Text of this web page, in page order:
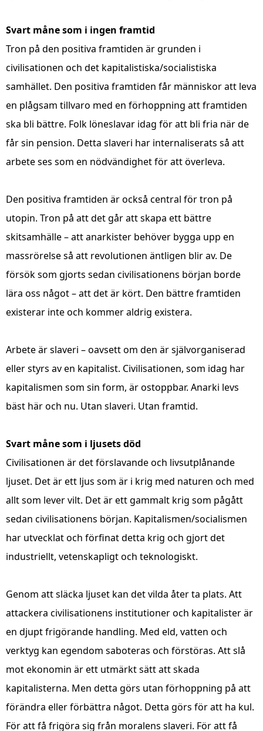
Svart måne som i ingen framtid
Tron på den positiva framtiden är grunden i
civilisationen och det kapitalistiska/socialistiska
samhället. Den positiva framtiden får människor att leva
en plågsam tillvaro med en förhoppning att framtiden
ska bli bättre. Folk löneslavar idag för att bli fria när de
får sin pension. Detta slaveri har internaliserats så att
arbete ses som en nödvändighet för att överleva.
Den positiva framtiden är också central för tron på
utopin. Tron på att det går att skapa ett bättre
skitsamhälle – att anarkister behöver bygga upp en
massrörelse så att revolutionen äntligen blir av. De
försök som gjorts sedan civilisationens början borde
lära oss något – att det är kört. Den bättre framtiden
existerar inte och kommer aldrig existera.
Arbete är slaveri – oavsett om den är självorganiserad
eller styrs av en kapitalist. Civilisationen, som idag har
kapitalismen som sin form, är ostoppbar. Anarki levs
bäst här och nu. Utan slaveri. Utan framtid.
Svart måne som i ljusets död
Civilisationen är det förslavande och livsutplånande
ljuset. Det är ett ljus som är i krig med naturen och med
allt som lever vilt. Det är ett gammalt krig som pågått
sedan civilisationens början. Kapitalismen/socialismen
har utvecklat och förfinat detta krig och gjort det
industriellt, vetenskapligt och teknologiskt.
Genom att släcka ljuset kan det vilda åter ta plats. Att
attackera civilisationens institutioner och kapitalister är
en djupt frigörande handling. Med eld, vatten och
verktyg kan egendom saboteras och förstöras. Att slå
mot ekonomin är ett utmärkt sätt att skada
kapitalisterna. Men detta görs utan förhoppning på att
förändra eller förbättra något. Detta görs för att ha kul.
För att få frigöra sig från moralens slaveri. För att få